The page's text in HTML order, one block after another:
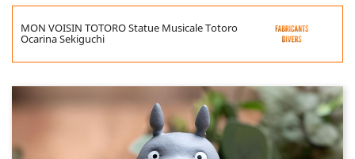
MON VOISIN TOTORO Statue Musicale Totoro
Ocarina Sekiguchi